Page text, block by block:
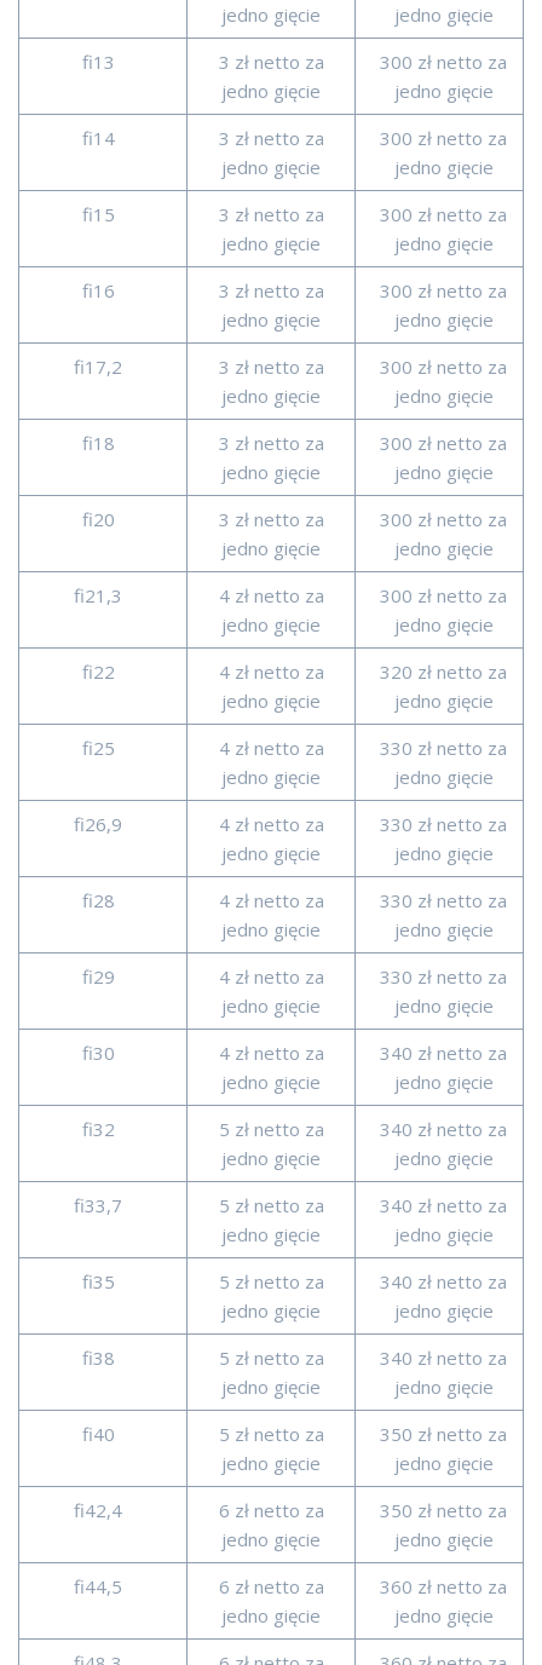
jedno gięcie
jedno gięcie
fi13
3 zł netto za
jedno gięcie
300 zł netto za
jedno gięcie
fi14
3 zł netto za
jedno gięcie
300 zł netto za
jedno gięcie
fi15
3 zł netto za
jedno gięcie
300 zł netto za
jedno gięcie
fi16
3 zł netto za
jedno gięcie
300 zł netto za
jedno gięcie
fi17,2
3 zł netto za
jedno gięcie
300 zł netto za
jedno gięcie
fi18
3 zł netto za
jedno gięcie
300 zł netto za
jedno gięcie
fi20
3 zł netto za
jedno gięcie
300 zł netto za
jedno gięcie
fi21,3
4 zł netto za
jedno gięcie
300 zł netto za
jedno gięcie
fi22
4 zł netto za
jedno gięcie
320 zł netto za
jedno gięcie
fi25
4 zł netto za
jedno gięcie
330 zł netto za
jedno gięcie
fi26,9
4 zł netto za
jedno gięcie
330 zł netto za
jedno gięcie
fi28
4 zł netto za
jedno gięcie
330 zł netto za
jedno gięcie
fi29
4 zł netto za
jedno gięcie
330 zł netto za
jedno gięcie
fi30
4 zł netto za
jedno gięcie
340 zł netto za
jedno gięcie
fi32
5 zł netto za
jedno gięcie
340 zł netto za
jedno gięcie
fi33,7
5 zł netto za
jedno gięcie
340 zł netto za
jedno gięcie
fi35
5 zł netto za
jedno gięcie
340 zł netto za
jedno gięcie
fi38
5 zł netto za
jedno gięcie
340 zł netto za
jedno gięcie
fi40
5 zł netto za
jedno gięcie
350 zł netto za
jedno gięcie
fi42,4
6 zł netto za
jedno gięcie
350 zł netto za
jedno gięcie
fi44,5
6 zł netto za
jedno gięcie
360 zł netto za
jedno gięcie